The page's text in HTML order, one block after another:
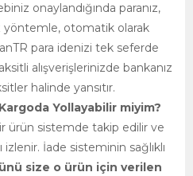
onaylandığında paranız,
yöntemle, otomatik olarak
para idenizi tek seferde
alışverişlerinizde bankanız
halinde yansıtır.
Yollayabilir miyim?
ürün sistemde takip edilir ve
izlenir. İade sisteminin sağlıklı
size o ürün için verilen